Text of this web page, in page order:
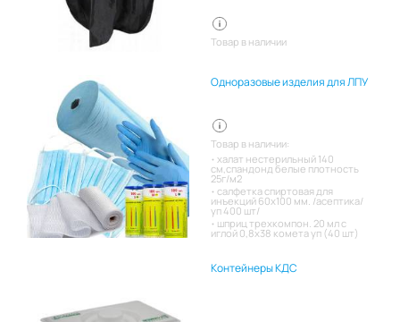
Товар в наличии
Одноразовые изделия для ЛПУ
Товар в наличии:
халат нестерильный 140
см,спандонд белые плотность
25г/м2
салфетка спиртовая для
инъекций 60х100 мм. /асептика/
уп 400 шт/
шприц трехкомпон. 20 мл с
иглой 0,8х38 комета уп (40 шт)
Контейнеры КДС